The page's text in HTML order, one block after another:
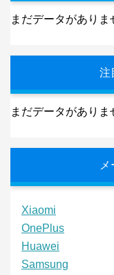
まだデータがありま
注
まだデータがありま
Xiaomi
OnePlus
Huawei
Samsung